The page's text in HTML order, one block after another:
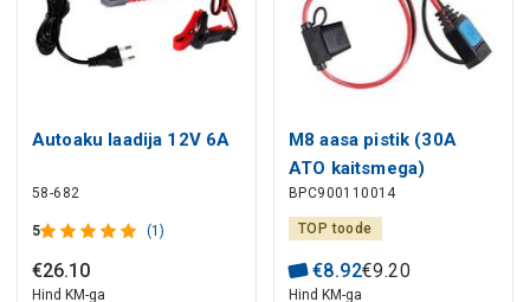
Autoaku laadija 12V 6A
58-682
5 (1)
€26.10
Hind KM-ga
M8 aasa pistik (30A
ATO kaitsmega)
BPC900110014
TOP toode
€8.92€9.20
Hind KM-ga